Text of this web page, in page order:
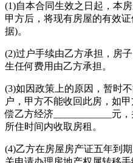
(1)自本合同生效之日起，本
甲方后，将现有房屋的有效
据)。
(2)过户手续由乙方承担，房
生任何费用由乙方承担。
(3)如因政策上的原因，暂时
户，甲方不能收回此房，如
偿乙方经济____________元
所住时间内收取房租。
(4)乙方在房屋房产证五年到